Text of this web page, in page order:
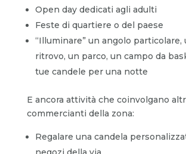
Open day dedicati agli adulti
Feste di quartiere o del paese
“Illuminare” un angolo
ritrovo, un parco, un campo da
tue candele per una notte
E ancora attività che coinvolgano
commercianti della zona:
Regalare una candela